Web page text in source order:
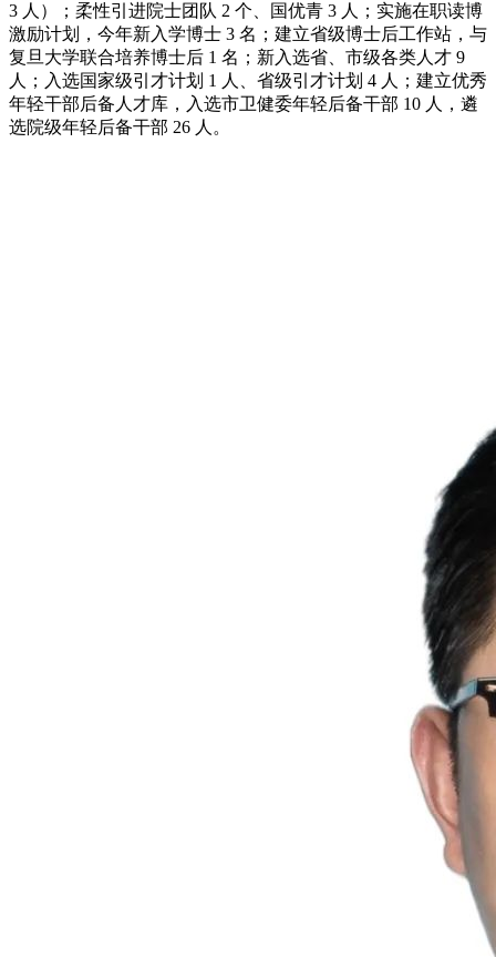
3 人）；柔性引进院士团队 2 个、国优青 3 人；实施在职读博
激励计划，今年新入学博士 3 名；建立省级博士后工作站，与
复旦大学联合培养博士后 1 名；新入选省、市级各类人才 9
人；入选国家级引才计划 1 人、省级引才计划 4 人；建立优秀
年轻干部后备人才库，入选市卫健委年轻后备干部 10 人，遴
选院级年轻后备干部 26 人。